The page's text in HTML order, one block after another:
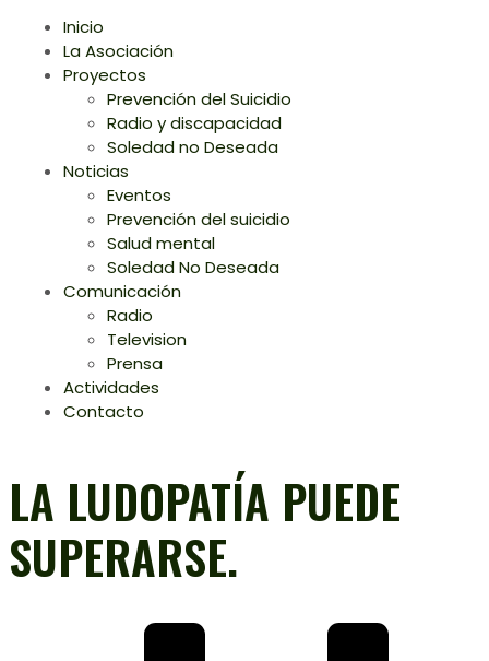
Inicio
La Asociación
Proyectos
Prevención del Suicidio
Radio y discapacidad
Soledad no Deseada
Noticias
Eventos
Prevención del suicidio
Salud mental
Soledad No Deseada
Comunicación
Radio
Television
Prensa
Actividades
Contacto
LA LUDOPATÍA PUEDE
SUPERARSE.